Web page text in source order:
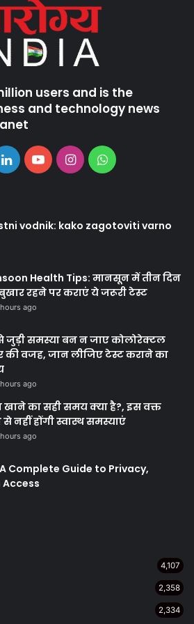
users and is the
and technology news
LinkedInYouTubeInstagramWhatsApp
vodnik: kako zagotoviti varno
Health Tips: मानसून में तीन दिन
रहने पर कराएं ये जरूरी टेस्ट
ago
जुड़ी समस्या बन न जाए कोलोरेक्टल
वजह, जान लीजिए टेस्ट कराने का
ago
का सही समय क्‍या है?, इस वक्त
नहीं होंगी स्वास्थ समस्याएं
ago
Complete Guide to Privacy,
Access
4,107
2,358
2,334